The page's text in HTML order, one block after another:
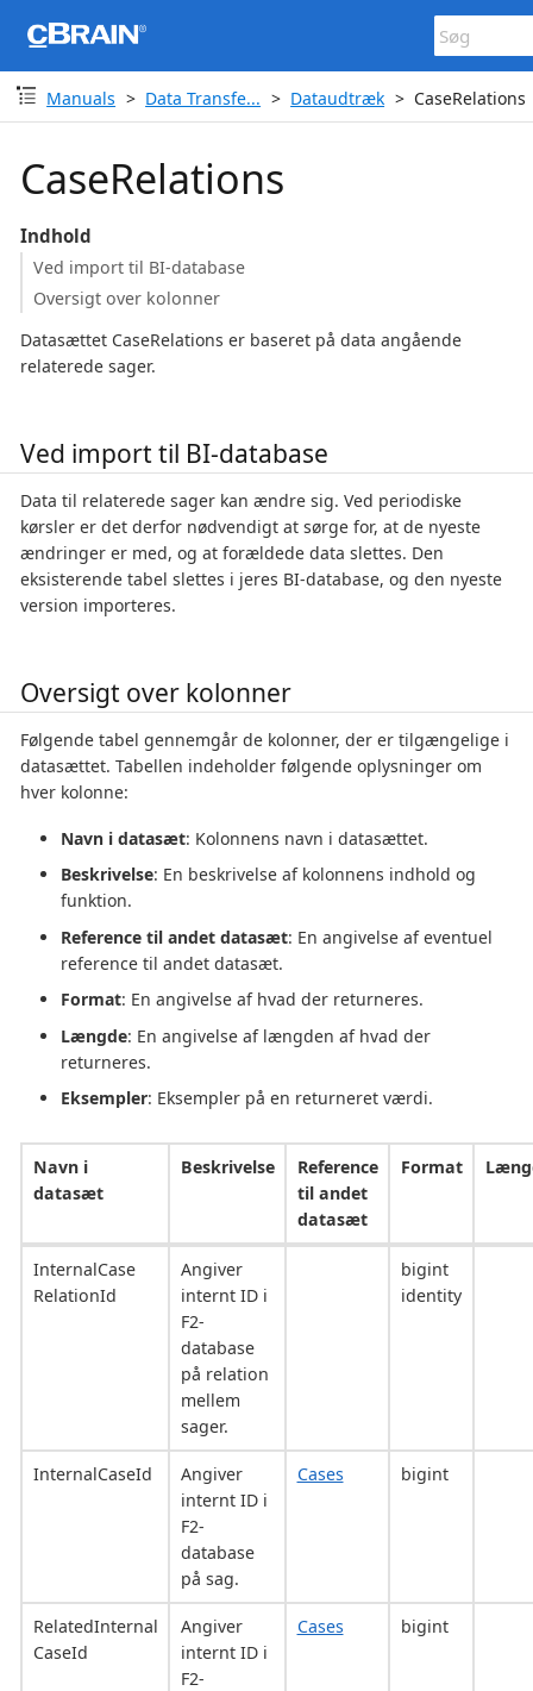
Manuals Data Transfe... Dataudtræk CaseRelations
CaseRelations
Indhold
Ved import til BI-database
Oversigt over kolonner
Datasættet CaseRelations er baseret på data angående
relaterede sager.
Ved import til BI-database
Data til relaterede sager kan ændre sig. Ved periodiske
kørsler er det derfor nødvendigt at sørge for, at de nyeste
ændringer er med, og at forældede data slettes. Den
eksisterende tabel slettes i jeres BI-database, og den nyeste
version importeres.
Oversigt over kolonner
Følgende tabel gennemgår de kolonner, der er tilgængelige i
datasættet. Tabellen indeholder følgende oplysninger om
hver kolonne:
Navn i datasæt: Kolonnens navn i datasættet.
Beskrivelse: En beskrivelse af kolonnens indhold og
funktion.
Reference til andet datasæt: En angivelse af eventuel
reference til andet datasæt.
Format: En angivelse af hvad der returneres.
Længde: En angivelse af længden af hvad der
returneres.
Eksempler: Eksempler på en returneret værdi.
Navn i
datasæt
Beskrivelse
Reference
til andet
datasæt
Format
InternalCase
RelationId
Angiver
internt ID i
F2-
database
på relation
mellem
sager.
bigint
identity
InternalCaseId
Angiver
internt ID i
F2-
database
på sag.
Cases bigint
RelatedInternal
CaseId
Angiver
internt ID i
F2-
Cases bigint